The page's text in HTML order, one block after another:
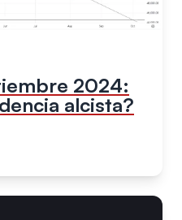
2024:
alcista?